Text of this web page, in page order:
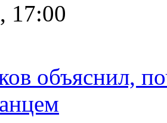
17:00
объяснил,